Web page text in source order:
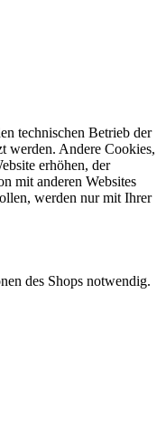
technischen Betrieb der
werden. Andere Cookies,
erhöhen, der
mit anderen Websites
werden nur mit Ihrer
des Shops notwendig.